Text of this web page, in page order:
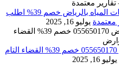
افضل شركة كشف تسربات المياه بالرياض خصم 39% اطلب
يوليو 16, 2025
مكافحة حشرات بالرياض 055650170 خصم 39% القضاء التام
يوليو 16, 2025